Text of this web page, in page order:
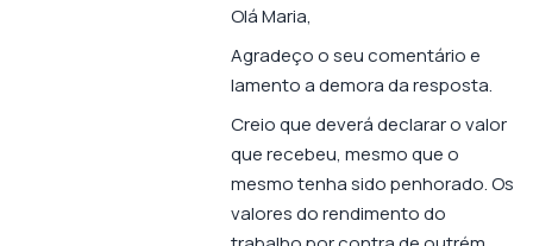
Olá Maria,
Agradeço o seu comentário e
lamento a demora da resposta.
Creio que deverá declarar o valor
que recebeu, mesmo que o
mesmo tenha sido penhorado. Os
valores do rendimento do